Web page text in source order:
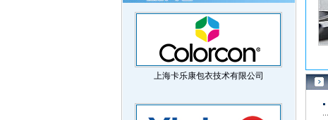
上海卡乐康包衣技术有限公司